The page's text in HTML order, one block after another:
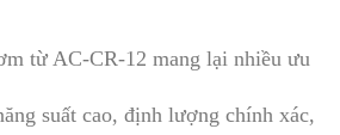
từ AC-CR-12 mang lại nhiều ưu
suất cao, định lượng chính xác,